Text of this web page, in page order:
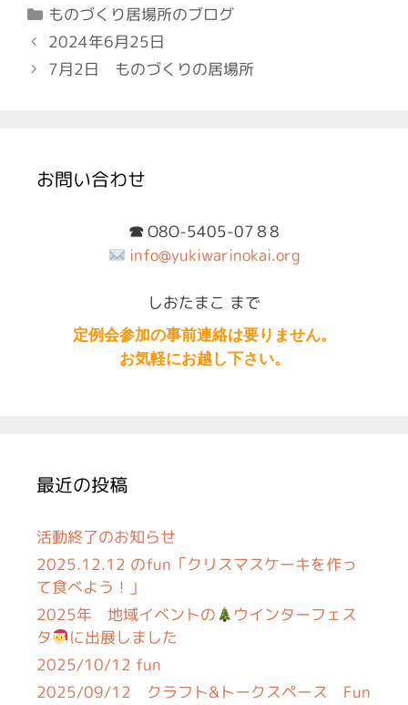
カ
テ
ゴ
リ
ものづくり居場所のブログ
投
稿
シ
2024年6月25日
7月2日 ものづくりの居場所
お問い合わせ
☎︎ O8O-5405-07８8
info@yukiwarinokai.org
しおたまこ まで
定例会参加の事前連絡は要りません。
お気軽にお越し下さい。
最近の投稿
活動終了のお知らせ
2025.12.12 のfun「クリスマスケーキを作っ
て食べよう！」
2025年 地域イベントの
ウインターフェス
タ
に出展しました
2025/10/12 fun
2025/09/12 クラフト&トークスペース Fun